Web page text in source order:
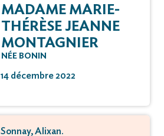
MADAME MARIE-
THÉRÈSE JEANNE
MONTAGNIER
NÉE BONIN
14 décembre 2022
Sonnay, Alixan.